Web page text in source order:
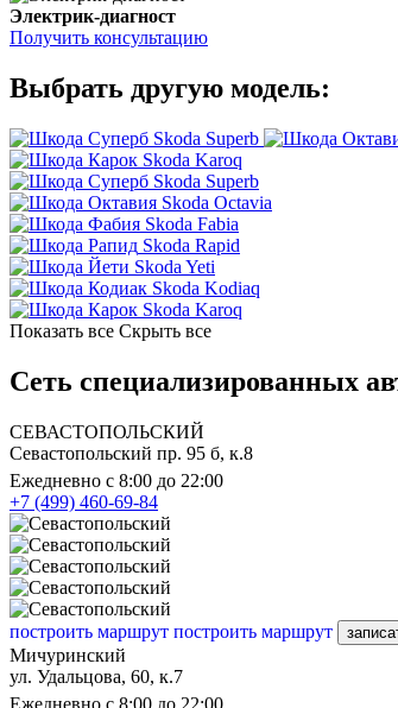
Электрик-диагност
Получить консультацию
Выбрать другую модель:
Skoda Superb
Skoda Karoq
Skoda Superb
Skoda Octavia
Skoda Fabia
Skoda Rapid
Skoda Yeti
Skoda Kodiaq
Skoda Karoq
Показать все Скрыть все
Сеть специализированных
СЕВАСТОПОЛЬСКИЙ
Севастопольский пр. 95 б, к.8
Ежедневно с 8:00 до 22:00
+7 (499) 460-69-84
построить маршрут построить маршрут
Мичуринский
ул. Удальцова, 60, к.7
Ежедневно с 8:00 до 22:00